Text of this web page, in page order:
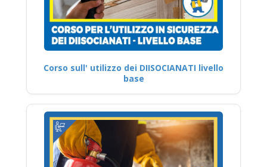
Corso sull' utilizzo dei DIISOCIANATI livello
base